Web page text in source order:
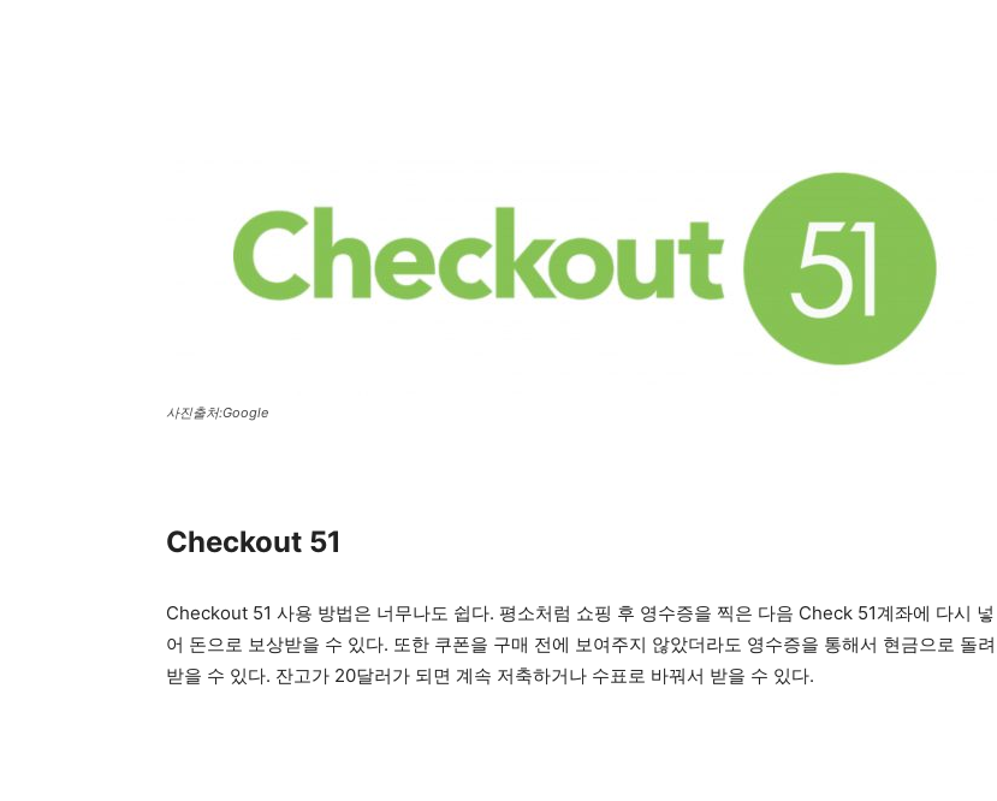
사진출처:Google
Checkout 51
Checkout 51 사용 방법은 너무나도 쉽다. 평소처럼 쇼핑 후 영수증을 찍은 다음 Check 51계좌에 다시 넣
어 돈으로 보상받을 수 있다. 또한 쿠폰을 구매 전에 보여주지 않았더라도 영수증을 통해서 현금으로 돌려
받을 수 있다. 잔고가 20달러가 되면 계속 저축하거나 수표로 바꿔서 받을 수 있다.